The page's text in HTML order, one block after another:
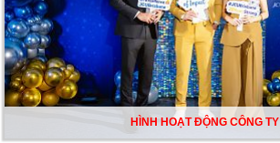
HÌNH HOẠT ĐỘNG CÔNG TY